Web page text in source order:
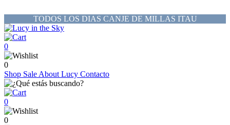
TODOS LOS DIAS CANJE DE MILLAS ITAU
0
0
Shop Sale About Lucy Contacto
0
0